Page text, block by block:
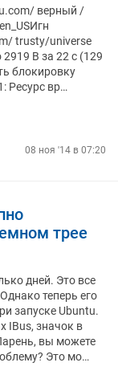
верный /
trusty/universe
В за 22 с (129
блокировку
Ресурс вр…
08 ноя '14 в 07:20
трее
дней. Это все
теперь его
запуске Ubuntu.
IBus, значок в
вы можете
Это мо…